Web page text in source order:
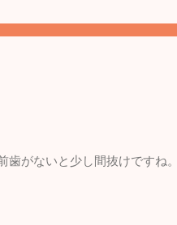
がないと少し間抜けですね